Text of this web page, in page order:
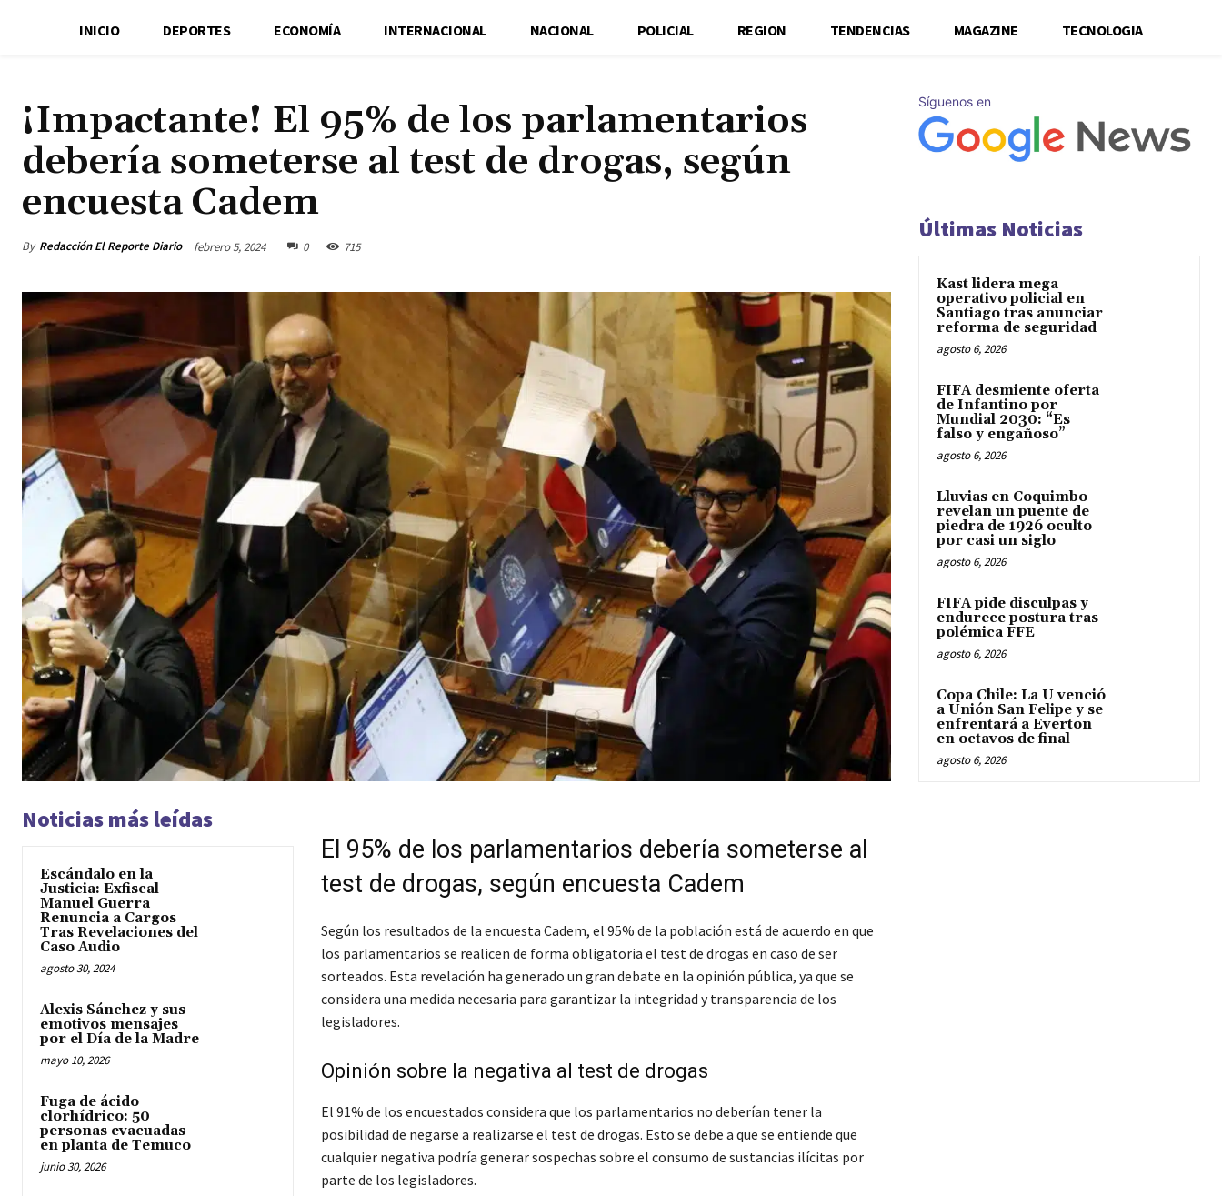
INICIO DEPORTES ECONOMÍA INTERNACIONAL NACIONAL POLICIAL REGION TENDENCIAS MAGAZINE TECNOLOGIA
¡Impactante! El 95% de los parlamentarios
debería someterse al test de drogas, según
encuesta Cadem
By Redacción El Reporte Diario febrero 5, 2024 0 715
Noticias más leídas
Escándalo en la
Justicia: Exfiscal
Manuel Guerra
Renuncia a Cargos
Tras Revelaciones del
Caso Audio
agosto 30, 2024
Alexis Sánchez y sus
emotivos mensajes
por el Día de la Madre
mayo 10, 2026
Fuga de ácido
clorhídrico: 50
personas evacuadas
en planta de Temuco
junio 30, 2026
El 95% de los parlamentarios debería someterse al
test de drogas, según encuesta Cadem
Según los resultados de la encuesta Cadem, el 95% de la población está de acuerdo en que
los parlamentarios se realicen de forma obligatoria el test de drogas en caso de ser
sorteados. Esta revelación ha generado un gran debate en la opinión pública, ya que se
considera una medida necesaria para garantizar la integridad y transparencia de los
legisladores.
Opinión sobre la negativa al test de drogas
El 91% de los encuestados considera que los parlamentarios no deberían tener la
posibilidad de negarse a realizarse el test de drogas. Esto se debe a que se entiende que
cualquier negativa podría generar sospechas sobre el consumo de sustancias ilícitas por
parte de los legisladores.
Síguenos en
Últimas Noticias
Kast lidera mega
operativo policial en
Santiago tras anunciar
reforma de seguridad
agosto 6, 2026
FIFA desmiente oferta
de Infantino por
Mundial 2030: “Es
falso y engañoso”
agosto 6, 2026
Lluvias en Coquimbo
revelan un puente de
piedra de 1926 oculto
por casi un siglo
agosto 6, 2026
FIFA pide disculpas y
endurece postura tras
polémica FFE
agosto 6, 2026
Copa Chile: La U venció
a Unión San Felipe y se
enfrentará a Everton
en octavos de final
agosto 6, 2026